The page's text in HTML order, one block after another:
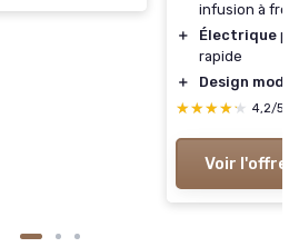
infusion à
＋
Électrique
rapide
＋
Design
★★★★★
★★★★★ 4,2/5
Voir l'offre